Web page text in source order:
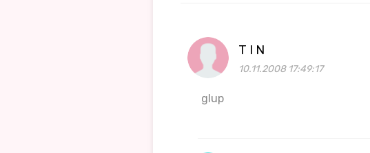
T I N
10.11.2008 17:49:17
glup